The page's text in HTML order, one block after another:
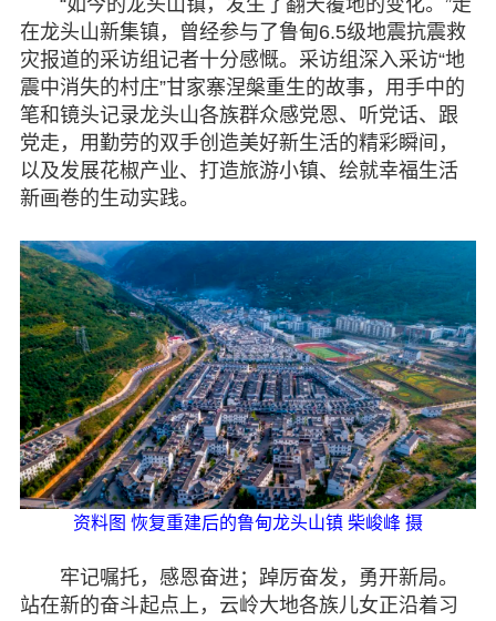
在龙头山新集镇，曾经参与了鲁甸6.5级地震抗震救
灾报道的采访组记者十分感慨。采访组深入采访“地
震中消失的村庄”甘家寨涅槃重生的故事，用手中的
笔和镜头记录龙头山各族群众感党恩、听党话、跟
党走，用勤劳的双手创造美好新生活的精彩瞬间，
以及发展花椒产业、打造旅游小镇、绘就幸福生活
新画卷的生动实践。
资料图 恢复重建后的鲁甸龙头山镇 柴峻峰 摄
牢记嘱托，感恩奋进；踔厉奋发，勇开新局。
站在新的奋斗起点上，云岭大地各族儿女正沿着习